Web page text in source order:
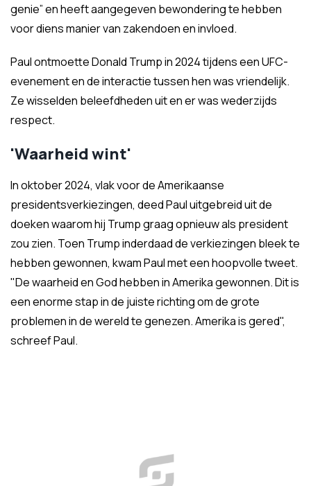
genie” en heeft aangegeven bewondering te hebben
voor diens manier van zakendoen en invloed.
Paul ontmoette Donald Trump in 2024 tijdens een UFC-
evenement en de interactie tussen hen was vriendelijk.
Ze wisselden beleefdheden uit en er was wederzijds
respect.
'Waarheid wint'
In oktober 2024, vlak voor de Amerikaanse
presidentsverkiezingen, deed Paul uitgebreid uit de
doeken waarom hij Trump graag opnieuw als president
zou zien. Toen Trump inderdaad de verkiezingen bleek te
hebben gewonnen, kwam Paul met een hoopvolle tweet.
"De waarheid en God hebben in Amerika gewonnen. Dit is
een enorme stap in de juiste richting om de grote
problemen in de wereld te genezen. Amerika is gered",
schreef Paul.